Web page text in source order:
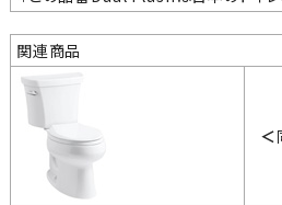
関連商品
＜